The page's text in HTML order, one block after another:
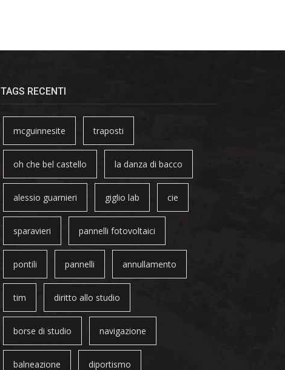
TAGS RECENTI
mcguinnesite traposti
oh che bel castello la danza di bacco
alessio guarnieri giglio lab cie
sparavieri pannelli fotovoltaici
pontili pannelli annullamento
tim diritto allo studio
borse di studio navigazione
balneazione diportismo